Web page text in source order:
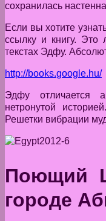
сохранилась
Если вы хотите
ссылку и книгу.
текстах Эдфу.
http://books.google.hu/
Эдфу отличается
нетронутой
Решетки вибрации
Поющий
городе